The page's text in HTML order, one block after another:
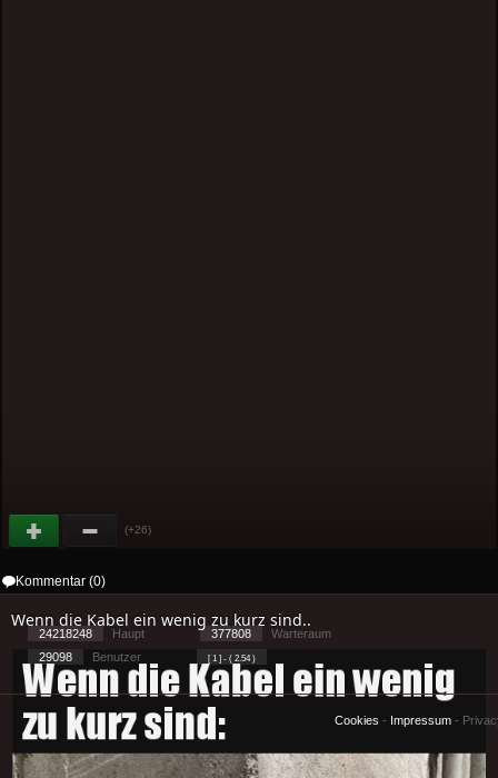
(+26)
Kommentar (0)
Wenn die Kabel ein wenig zu kurz sind..
24218248 Haupt 377808
Warteraum
29098
Benutzer [ 1 ] - ( 2.54 )
Cookies - Impressum -